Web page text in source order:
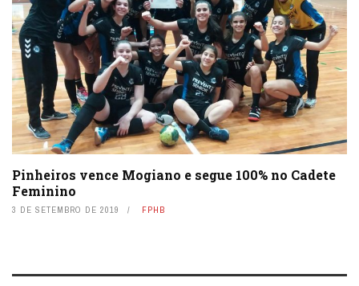
Pinheiros vence Mogiano e segue 100% no Cadete
Feminino
3 DE SETEMBRO DE 2019 FPHB